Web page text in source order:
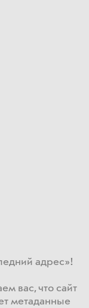
адрес»!
вас, что сайт
метаданные